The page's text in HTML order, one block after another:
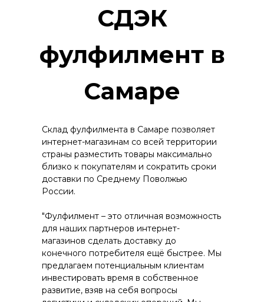
СДЭК
фулфилмент в
Самаре
Склад фулфилмента в Самаре позволяет
интернет-магазинам со всей территории
страны разместить товары максимально
близко к покупателям и сократить сроки
доставки по Среднему Поволжью
России.
"Фулфилмент – это отличная возможность
для наших партнеров интернет-
магазинов сделать доставку до
конечного потребителя ещё быстрее. Мы
предлагаем потенциальным клиентам
инвестировать время в собственное
развитие, взяв на себя вопросы